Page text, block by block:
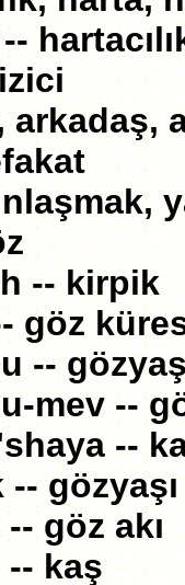
arkadaş,
-- kirpik
göz
--
mev --
--
gözyaşı
göz akı
-- kaş